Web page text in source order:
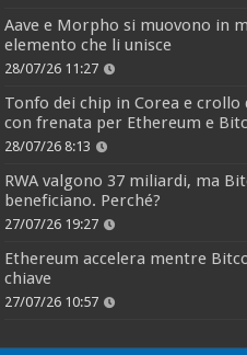
Aave e Morpho si muovono in
elemento che li unisce
28/07/26 11:27
Tonfo dei chip in Corea e
con frenata per Ethereum e
28/07/26 8:13
RWA valgono 37 miliardi, ma
beneficiano. Perché?
27/07/26 19:27
Ethereum accelera mentre
chiave
27/07/26 10:57